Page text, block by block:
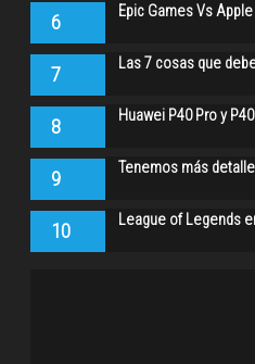
6 Epic Games Vs
7 Las 7 cosas que
8 Huawei P40 Pro y
9 Tenemos más
10 League of Legends